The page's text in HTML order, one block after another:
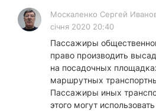
Москаленко Сергей
січня 2020 20:40
Пассажиры
право производить
на посадочных
маршрутных
Пассажиры иных
этого могут